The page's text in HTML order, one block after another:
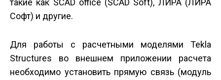
такие как SCAD office (SCAD Soft), ЛИРА (ЛИРА
Софт) и другие.
Для работы с расчетными моделями Tekla
Structures во внешнем приложении расчета
необходимо установить прямую связь (модуль